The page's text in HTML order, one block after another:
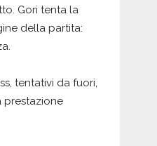
Gori tenta la
della partita:
tentativi da fuori,
prestazione